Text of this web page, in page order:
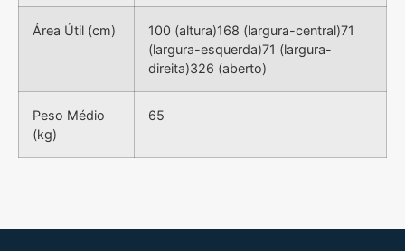
Área Útil (cm)
100 (altura)168 (largura-central)71
(largura-esquerda)71 (largura-
direita)326 (aberto)
Peso Médio
(kg)
65